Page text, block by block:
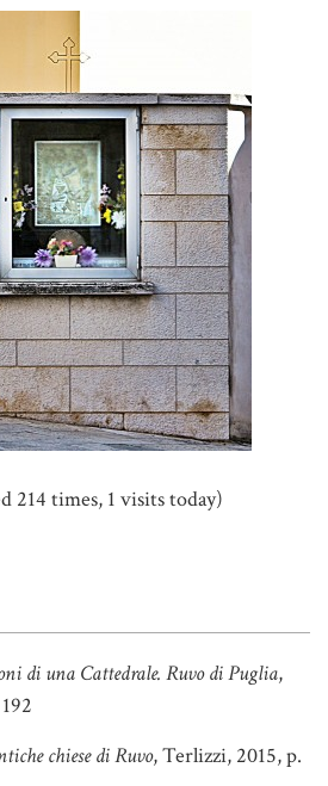
214 times, 1 visits today)
di una Cattedrale. Ruvo di Puglia,
chiese di Ruvo, Terlizzi, 2015, p.